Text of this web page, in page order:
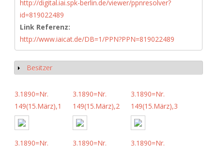
http://digital.iai.spk-berlin.de/viewer/ppnresolver?
id=819022489
Link Referenz:
http://www.iaicat.de/DB=1/PPN?PPN=819022489
Show
Besitzer
3.1890=Nr.
149(15.März),1
3.1890=Nr.
149(15.März),2
3.1890=Nr.
149(15.März),3
3.1890=Nr.
3.1890=Nr.
3.1890=Nr.